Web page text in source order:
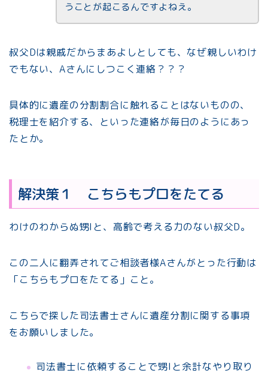
うことが起こるんですよねえ。
叔父Dは親戚だからまあよしとしても、なぜ親しいわけ
でもない、Aさんにしつこく連絡？？？
具体的に遺産の分割割合に触れることはないものの、
税理士を紹介する、といった連絡が毎日のようにあっ
たとか。
解決策１ こちらもプロをたてる
わけのわからぬ甥Iと、高齢で考える力のない叔父D。
この二人に翻弄されてご相談者様Aさんがとった行動は
「こちらもプロをたてる」こと。
こちらで探した司法書士さんに遺産分割に関する事項
をお願いしました。
司法書士に依頼することで甥Iと余計なやり取り